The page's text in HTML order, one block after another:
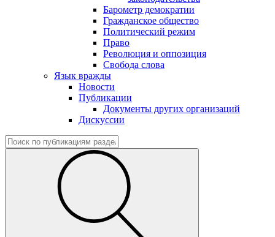
Барометр демократии
Гражданское общество
Политический режим
Право
Революция и оппозиция
Свобода слова
Язык вражды
Новости
Публикации
Документы других организаций
Дискуссии